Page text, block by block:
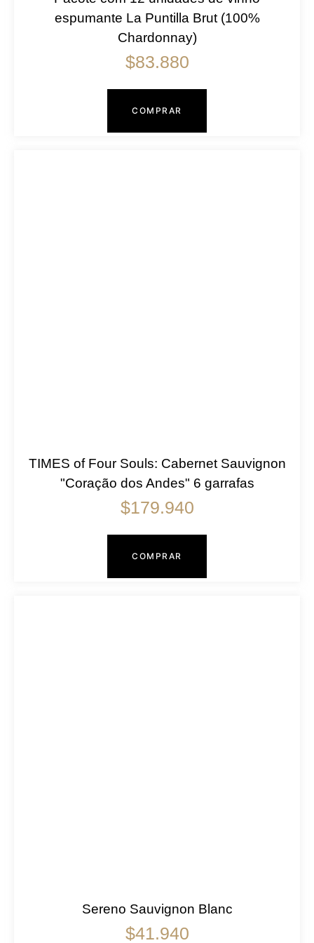
espumante La Puntilla Brut (100%
Chardonnay)
$83.880
COMPRAR
TIMES of Four Souls: Cabernet Sauvignon
"Coração dos Andes" 6 garrafas
$179.940
COMPRAR
Sereno Sauvignon Blanc
$41.940